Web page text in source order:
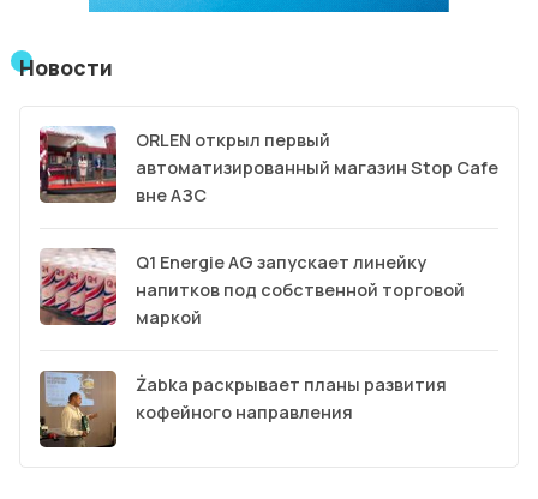
Новости
ORLEN открыл первый
автоматизированный магазин Stop Cafe
вне АЗС
Q1 Energie AG запускает линейку
напитков под собственной торговой
маркой
Żabka раскрывает планы развития
кофейного направления